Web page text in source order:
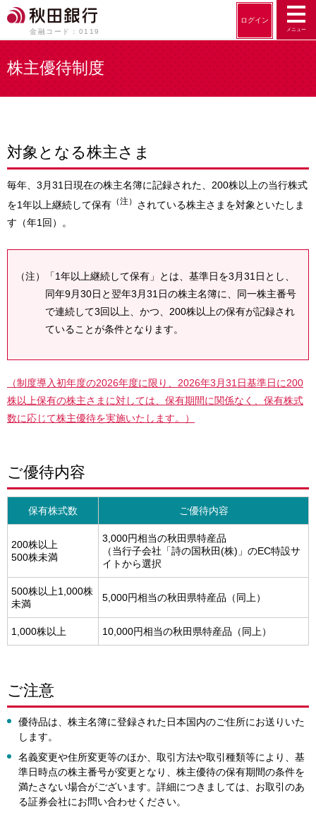
メニュー
ログイン
金融コード：0119
株主優待制度
対象となる株主さま
毎年、3月31日現在の株主名簿に記録された、200株以上の当行株式
を1年以上継続して保有 （注） されている株主さまを対象といたしま
す（年1回）。
（注）「1年以上継続して保有」とは、基準日を3月31日とし、
同年9月30日と翌年3月31日の株主名簿に、同一株主番号
で連続して3回以上、かつ、200株以上の保有が記録され
ていることが条件となります。
（制度導入初年度の2026年度に限り、2026年3月31日基準日に200
株以上保有の株主さまに対しては、保有期間に関係なく、保有株式
数に応じて株主優待を実施いたします。）
ご優待内容
保有株式数 ご優待内容
200株以上
500株未満
3,000円相当の秋田県特産品
（当行子会社「詩の国秋田(株)」のEC特設サ
イトから選択
500株以上1,000株
未満
5,000円相当の秋田県特産品（同上）
1,000株以上 10,000円相当の秋田県特産品（同上）
ご注意
優待品は、株主名簿に登録された日本国内のご住所にお送りいた
します。
名義変更や住所変更等のほか、取引方法や取引種類等により、基
準日時点の株主番号が変更となり、株主優待の保有期間の条件を
満たさない場合がございます。詳細につきましては、お取引のあ
る証券会社にお問い合わせください。